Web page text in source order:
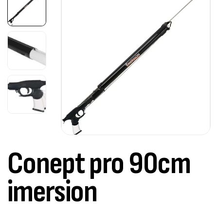
Conept pro 90cm
imersion